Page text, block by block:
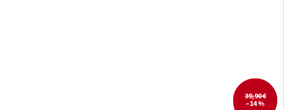
39,90 €
–14 %